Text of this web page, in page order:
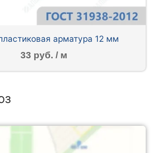
арматура 12 мм
33 руб. / м